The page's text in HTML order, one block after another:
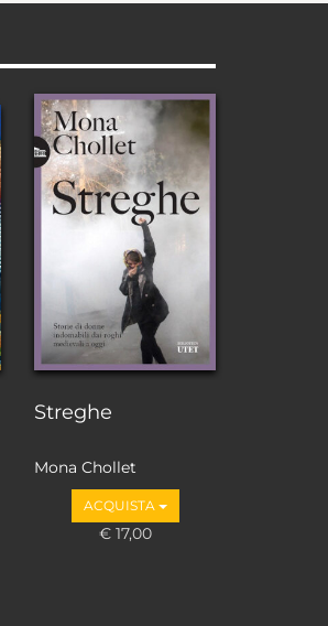
Streghe
Mona Chollet
ACQUISTA
€ 17,00